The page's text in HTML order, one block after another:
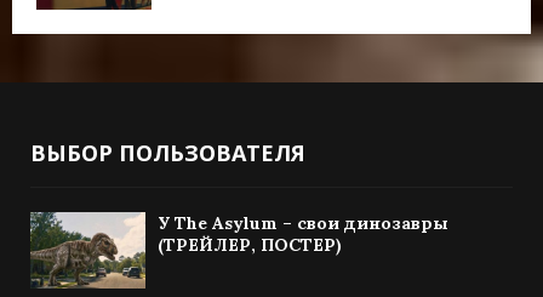
ВЫБОР ПОЛЬЗОВАТЕЛЯ
У The Asylum – свои динозавры
(ТРЕЙЛЕР, ПОСТЕР)